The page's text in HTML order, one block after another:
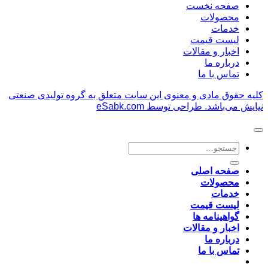
صفحه نخست
محصولات
خدمات
لیست قیمت
اخبار و مقالات
درباره ما
تماس با ما
کلیه حقوق مادی و معنوی این سایت متعلق به گروه تولیدی صنعتی
نیایش می‌باشد. طراحی توسط eSabk.com
جستجو
برای:
صفحه اصلی
محصولات
خدمات
لیست قیمت
گواهینامه ها
اخبار و مقالات
درباره ما
تماس با ما